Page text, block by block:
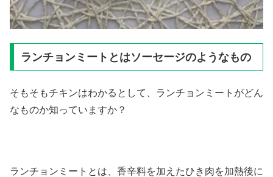
ランチョンミートとはソーセージのようなもの
そもそもチキンはわかるとして、ランチョンミートがどん
なものか知っていますか？
ランチョンミートとは、香辛料を加えたひき肉を加熱後に